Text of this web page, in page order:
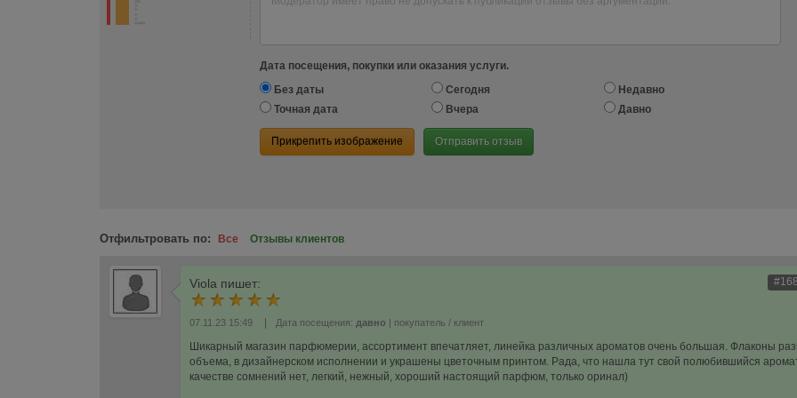
Дата посещения, покупки или оказания услуги.
Без даты
Сегодня
Недавно
Точная дата
Вчера Давно
Прикрепить изображение Отправить отзыв
Отфильтровать по: Все Отзывы клиентов
Viola пишет:
07.11.23 15:49 Дата посещения: давно | покупатель / клиент
Шикарный магазин парфюмерии, ассортимент впечатляет, линейка различных ароматов очень большая. Флаконы
объема, в дизайнерском исполнении и украшены цветочным принтом. Рада, что нашла тут свой полюбившийся
качестве сомнений нет, легкий, нежный, хороший настоящий парфюм, только оринал)